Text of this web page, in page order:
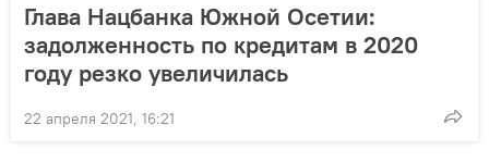
Глава Нацбанка Южной Осетии:
задолженность по кредитам в 2020
году резко увеличилась
22 апреля 2021, 16:21